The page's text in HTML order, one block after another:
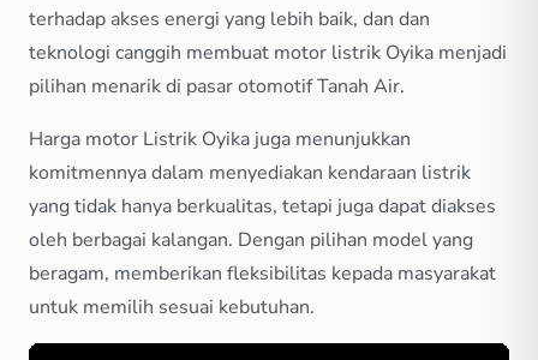
terhadap akses energi yang lebih baik, dan dan
teknologi canggih membuat motor listrik Oyika menjadi
pilihan menarik di pasar otomotif Tanah Air.
Harga motor Listrik Oyika juga menunjukkan
komitmennya dalam menyediakan kendaraan listrik
yang tidak hanya berkualitas, tetapi juga dapat diakses
oleh berbagai kalangan. Dengan pilihan model yang
beragam, memberikan fleksibilitas kepada masyarakat
untuk memilih sesuai kebutuhan.